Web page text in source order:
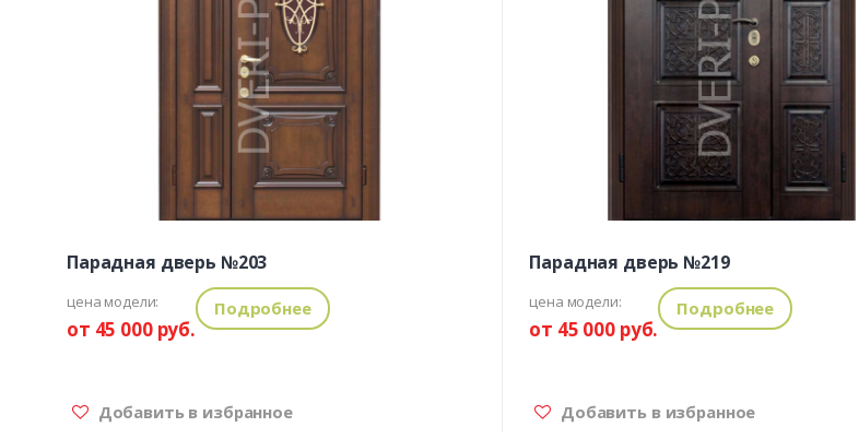
Парадная дверь №203
цена модели:
от 45 000 руб.
Подробнее
Добавить в избранное
Парадная дверь №219
цена модели:
от 45 000 руб.
Подробнее
Добавить в избранное